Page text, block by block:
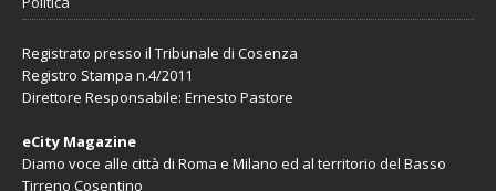
Registrato presso il Tribunale di Cosenza
Registro Stampa n.4/2011
Direttore Responsabile: Ernesto Pastore
eCity Magazine
Diamo voce alle città di Roma e Milano ed al territorio del Basso
Tirreno Cosentino